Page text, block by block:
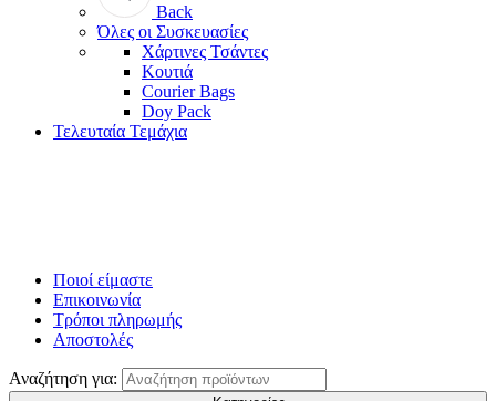
Back
Όλες οι Συσκευασίες
Χάρτινες Τσάντες
Κουτιά
Courier Bags
Doy Pack
Τελευταία Τεμάχια
Ποιοί είμαστε
Επικοινωνία
Τρόποι πληρωμής
Αποστολές
Αναζήτηση για: